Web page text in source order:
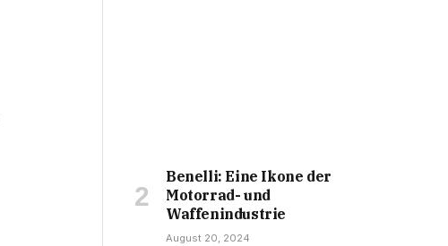
Benelli: Eine Ikone der
Motorrad- und
Waffenindustrie
August 20, 2024